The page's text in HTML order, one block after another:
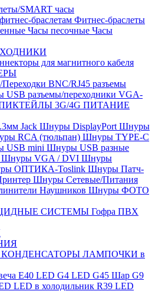
SMART часы
браслетам Фитнес-браслеты
Часы песочные Часы
для магнитного кабеля
BNC/RJ45 разъемы
USB разъемы/переходники VGA-
3G/4G ПИТАНИЕ
Jack Шнуры DisplayPort Шнуры
RCA (тюльпан) Шнуры TYPE-C
USB mini Шнуры USB разные
Шнуры VGA / DVI Шнуры
ОПТИКА-Toslink Шнуры Патч-
Шнуры Сетевые/Питания
Наушников Шнуры ФОТО
СИСТЕМЫ Гофра ПВХ
КОНДЕНСАТОРЫ ЛАМПОЧКИ в
E40 LED G4 LED G45 Шар G9
LED в холодильник R39 LED